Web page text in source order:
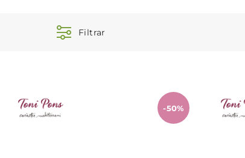
Filtrar
-50%